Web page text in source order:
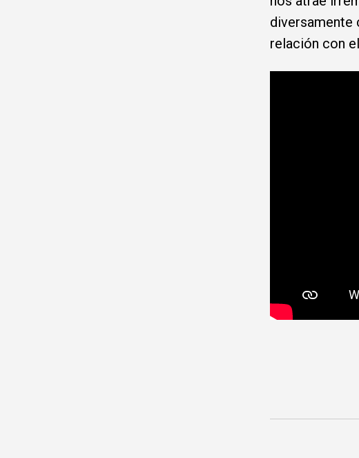
diversamente
relación con